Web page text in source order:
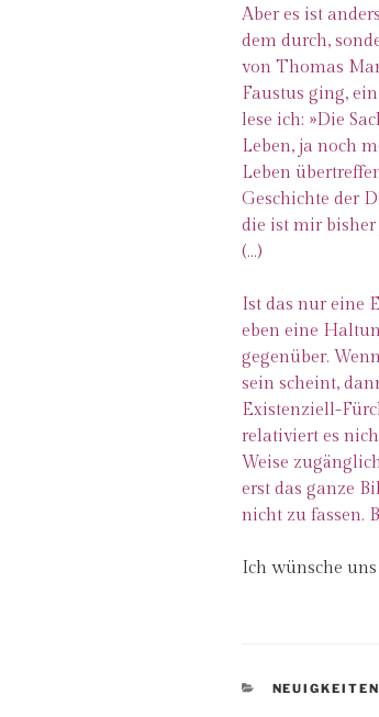
Aber es ist
dem durch,
von Thomas
Faustus ging,
lese ich: »Die
Leben, ja noch
Leben
Geschichte der
die ist mir
(…)
Ist das nur eine
eben eine
gegenüber.
sein scheint,
Existenziell-
relativiert es
Weise
erst das ganze
nicht zu fassen.
Ich wünsche
KATEGORIEN
NEUIGKEITEN